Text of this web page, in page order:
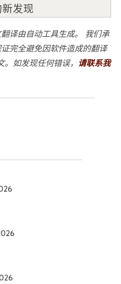
发现
译由自动工具生成。 我们承
完全避免因软件造成的翻译
如发现任何错误， 请联系我